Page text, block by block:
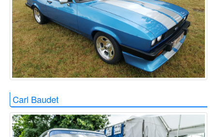
Carl Baudet